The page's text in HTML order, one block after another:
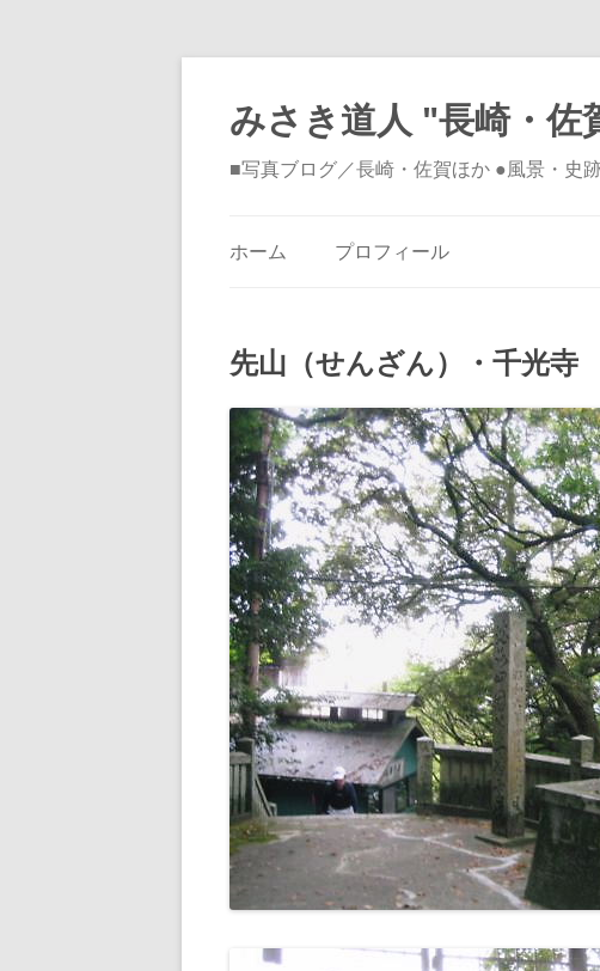
みさき道人 "長崎・
■写真ブログ／長崎・佐賀ほか ●風景・史
ホーム プロフィール
先山（せんざん）・千光